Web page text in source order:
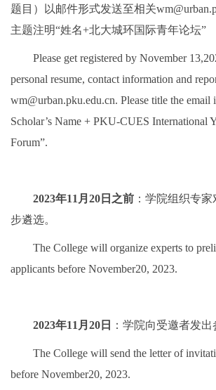
题目）以邮件形式发送至相关
主题注明“姓名+北大城环国际青年论坛”
Please get registered by November
personal resume, contact information and
wm@urban.pku.edu.cn. Please title the email
Scholar’s Name + PKU-CUES International
Forum”.
2023年11月20日之前 ：学院组织专
步遴选。
The College will organize experts to
applicants before November20, 2023.
2023年11月20日 ：学院向受邀者发出
The College will send the letter of
before November20, 2023.